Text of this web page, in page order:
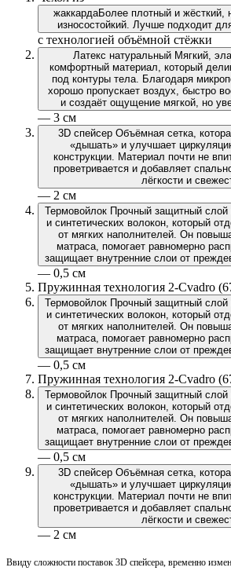
жаккардаБолее плотный и жёсткий,
износостойкий. Лучше подходит
с технологией объёмной стёжки
Латекс натуральный Мягкий,
комфортный материал, который
под контуры тела. Благодаря
хорошо пропускает воздух, быстро
и создаёт ощущение мягкой, но
— 3 см
3D спейсер Объёмная сетка,
«дышать» и улучшает
конструкции. Материал почти не
проветривается и добавляет
лёгкости и
— 2 см
Термовойлок Прочный защитный слой
и синтетических волокон, который
от мягких наполнителей. Он
матраса, помогает равномерно
защищает внутренние слои от
— 0,5 см
Пружинная технология 2-Cvadro
Термовойлок Прочный защитный слой
и синтетических волокон, который
от мягких наполнителей. Он
матраса, помогает равномерно
защищает внутренние слои от
— 0,5 см
Пружинная технология 2-Cvadro
Термовойлок Прочный защитный слой
и синтетических волокон, который
от мягких наполнителей. Он
матраса, помогает равномерно
защищает внутренние слои от
— 0,5 см
3D спейсер Объёмная сетка,
«дышать» и улучшает
конструкции. Материал почти не
проветривается и добавляет
лёгкости и
— 2 см
Ввиду сложности поставок 3D спейсера, временно